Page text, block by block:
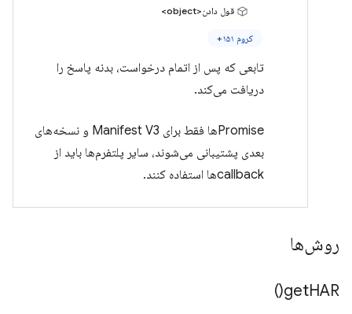
قول دادن<object>
کروم ۱۵۱+
تابعی که پس از اتمام درخواست، بدنه پاسخ را
دریافت می‌کند.
Promiseها فقط برای Manifest V3 و نسخه‌های
بعدی پشتیبانی می‌شوند، سایر پلتفرم‌ها باید از
callbackها استفاده کنند.
روش‌ها
getHAR(
)